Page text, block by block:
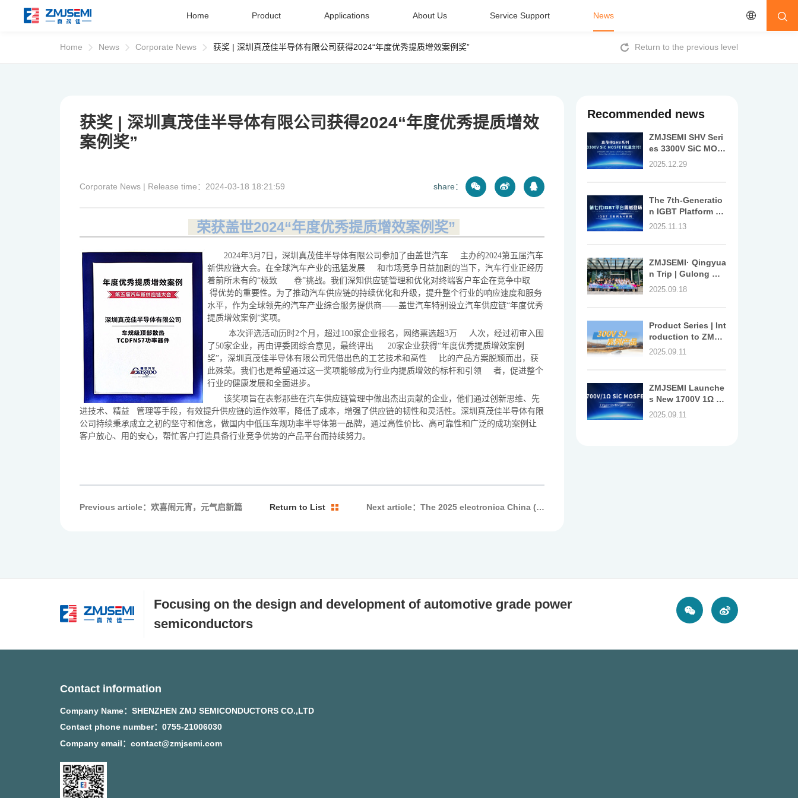
Home Product Applications About Us Service Support News
Home
CN | EN
Home News Corporate News 获奖 | 深圳真茂佳半导体有限公司获得2024“年度优秀提质增效案例奖” Return to the previous level
获奖 | 深圳真茂佳半导体有限公司获得2024“年度优秀提质增效
案例奖”
Corporate News | Release time：2024-03-18 18:21:59 share：
荣获盖世2024“年度优秀提质增效案例奖”
2024年3月7日，深圳真茂佳半导体有限公司参加了由盖世汽车 主办的2024第五届汽车
新供应链大会。在全球汽车产业的迅猛发展 和市场竞争日益加剧的当下，汽车行业正经历
着前所未有的“极致 卷”挑战。我们深知供应链管理和优化对终端客户车企在竞争中取
得优势的重要性。为了推动汽车供应链的持续优化和升级，提升整个行业的响应速度和服务
水平，作为全球领先的汽车产业综合服务提供商——盖世汽车特别设立汽车供应链“年度优秀
提质增效案例”奖项。
本次评选活动历时2个月，超过100家企业报名，网络票选超3万 人次，经过初审入围
了50家企业，再由评委团综合意见，最终评出 20家企业获得“年度优秀提质增效案例
奖”，深圳真茂佳半导体有限公司凭借出色的工艺技术和高性 比的产品方案脱颖而出，获
此殊荣。我们也是希望通过这一奖项能够成为行业内提质增效的标杆和引领 者，促进整个
行业的健康发展和全面进步。
该奖项旨在表彰那些在汽车供应链管理中做出杰出贡献的企业，他们通过创新思维、先
进技术、精益 管理等手段，有效提升供应链的运作效率，降低了成本，增强了供应链的韧性和灵活性。深圳真茂佳半导体有限
公司持续秉承成立之初的坚守和信念，做国内中低压车规功率半导体第一品牌，通过高性价比、高可靠性和广泛的成功案例让
客户放心、用的安心，帮忙客户打造具备行业竞争优势的产品平台而持续努力。
Previous article：欢喜闹元宵，元气启新篇 Return to List
Next article：The 2025 electronica China (S
Recommended news
ZMJSEMI SHV Seri
es 3300V SiC MOS
FETs Enter Mass P
2025.12.29
The 7th-Generatio
n IGBT Platform M
akes a Spectacular
2025.11.13
ZMJSEMI· Qingyua
n Trip | Gulong Go
rge Rafting & Glas
A Perfect Conclusi
on to the 3-Day &
2-Night Journey!
2025.09.18
Product Series | Int
roduction to ZMJS
EMI Semiconducto
2025.09.11
ZMJSEMI Launche
s New 1700V 1Ω Si
C MOSFET, with M
2025.09.11
Focusing on the design and development of automotive grade power
semiconductors
Contact information
Company Name：SHENZHEN ZMJ SEMICONDUCTORS CO.,LTD
Contact phone number：0755-21006030
Company email：contact@zmjsemi.com